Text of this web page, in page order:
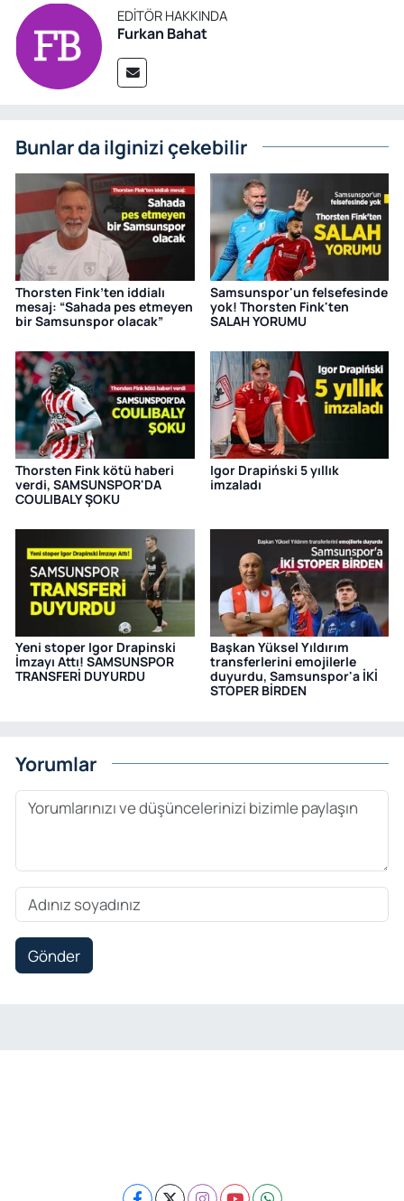
EDITÖR HAKKINDA
Furkan Bahat
Bunlar da ilginizi çekebilir
Thorsten Fink’ten iddialı
mesaj: “Sahada pes etmeyen
bir Samsunspor olacak”
Samsunspor'un felsefesinde
yok! Thorsten Fink'ten
SALAH YORUMU
Thorsten Fink kötü haberi
verdi, SAMSUNSPOR'DA
COULIBALY ŞOKU
Igor Drapiński 5 yıllık
imzaladı
Yeni stoper Igor Drapinski
İmzayı Attı! SAMSUNSPOR
TRANSFERİ DUYURDU
Başkan Yüksel Yıldırım
transferlerini emojilerle
duyurdu, Samsunspor'a İKİ
STOPER BİRDEN
Yorumlar
Gönder